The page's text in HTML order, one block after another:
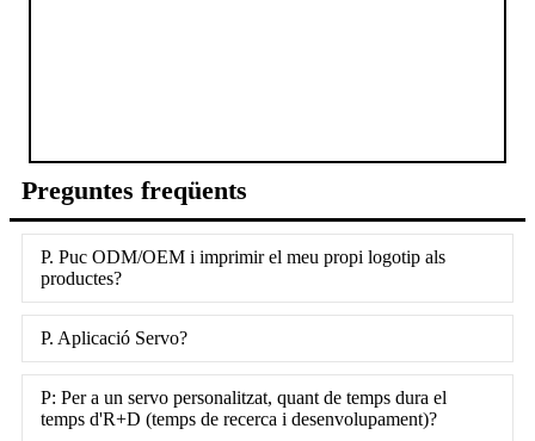
Preguntes freqüents
P. Puc ODM/OEM i imprimir el meu propi logotip als
productes?
P. Aplicació Servo?
P: Per a un servo personalitzat, quant de temps dura el
temps d'R+D (temps de recerca i desenvolupament)?